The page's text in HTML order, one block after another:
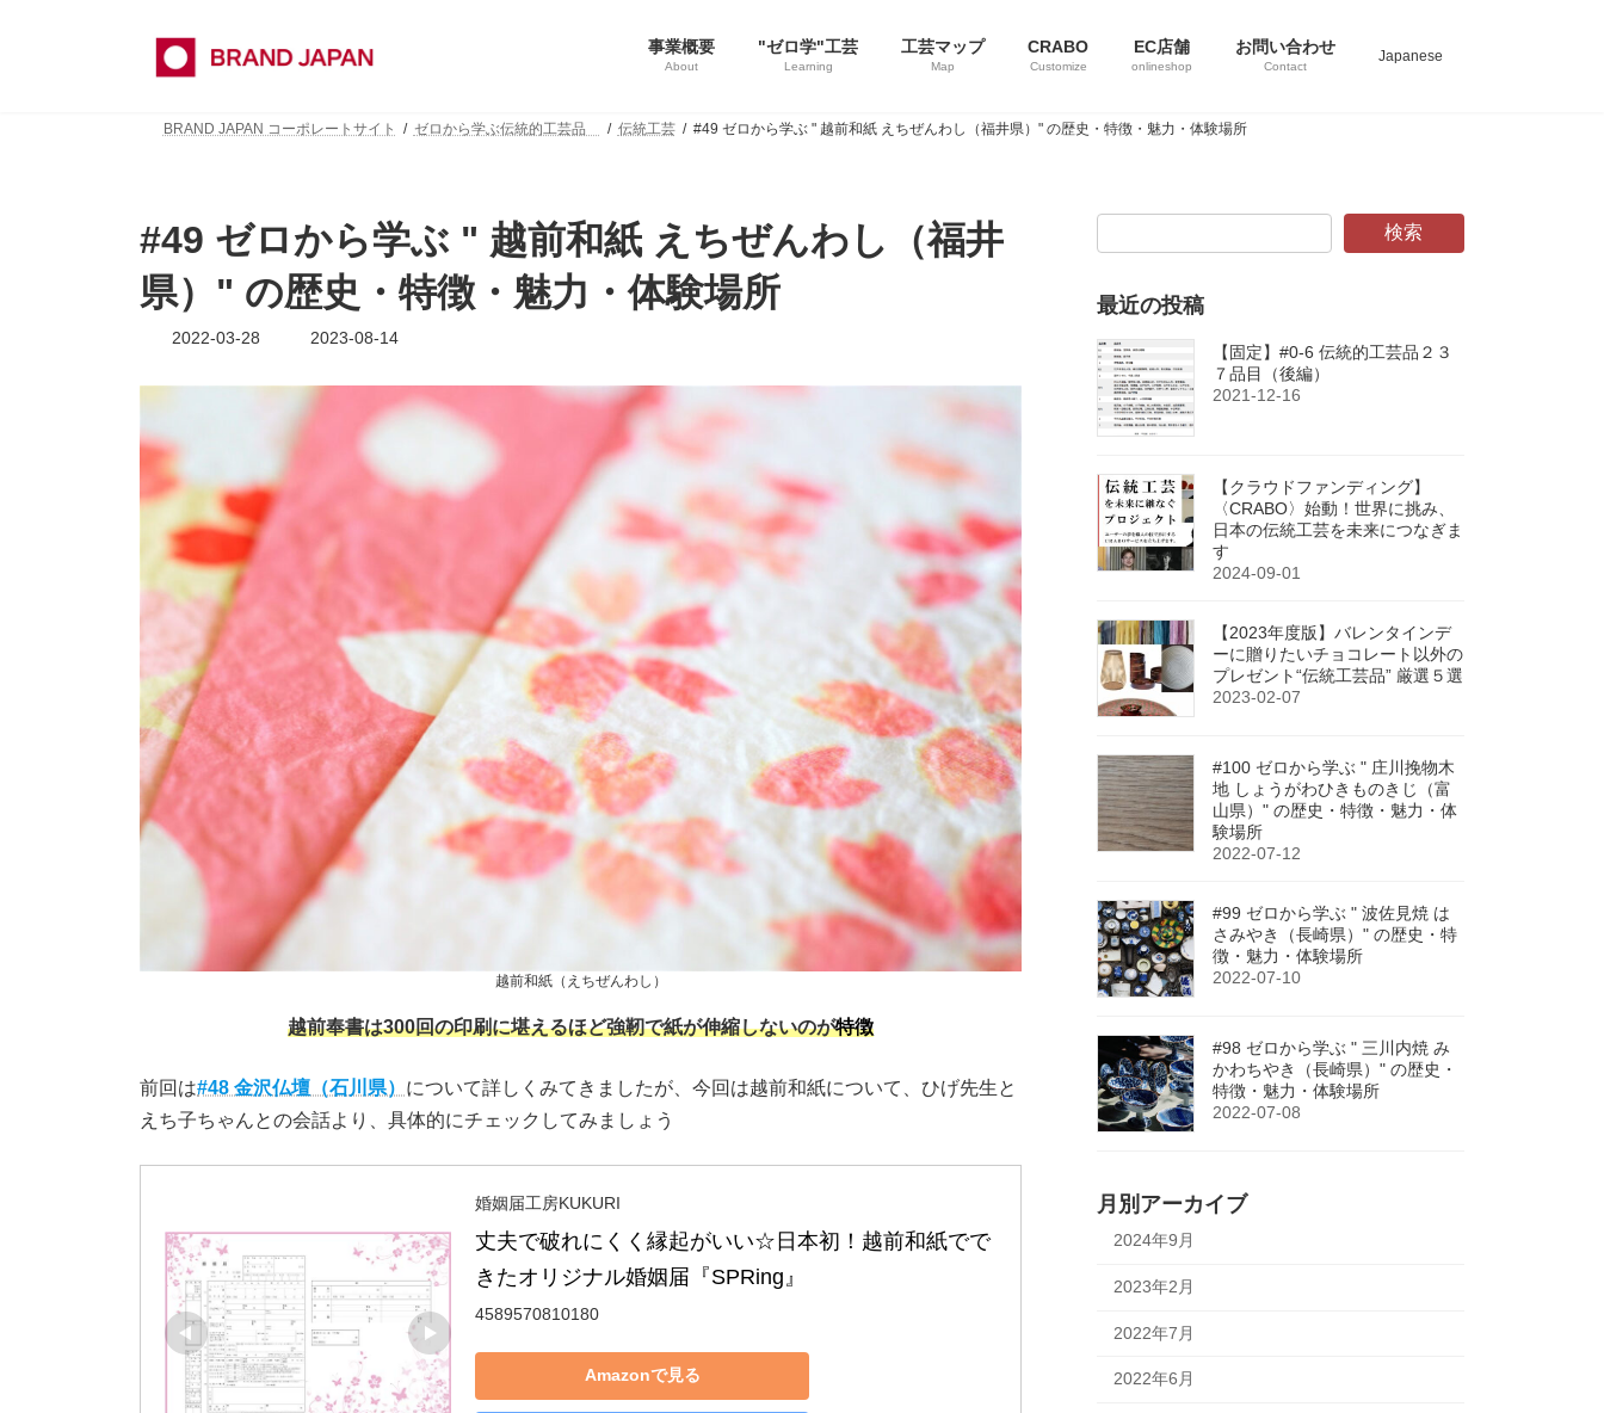
事業概要
About
"ゼロ学"工芸
Learning
工芸マップ
Map
CRABO
Customize
EC店舗
onlineshop
お問い合わせ
Contact
Japanese
BRAND JAPAN コーポレートサイト ゼロから学ぶ伝統的工芸品 伝統工芸 #49 ゼロから学ぶ " 越前和紙 えちぜんわし（福井県）" の歴史・特徴・魅力・体験場所
#49 ゼロから学ぶ " 越前和紙 えちぜんわし（福井
県）" の歴史・特徴・魅力・体験場所
2022-03-28
最
2023-08-14
越前和紙（えちぜんわし）
越前奉書は300回の印刷に堪えるほど強靭で紙が伸縮しないのが特徴
前回は#48 金沢仏壇（石川県） について詳しくみてきましたが、今回は越前和紙について、ひげ先生と
えち子ちゃんとの会話より、具体的にチェックしてみましょう
婚姻届工房KUKURI
丈夫で破れにくく縁起がいい☆日本初！越前和紙でで
きたオリジナル婚姻届『SPRing』
4589570810180
Amazonで見る
検索
最近の投稿
【固定】#0-6 伝統的工芸品２３
７品目（後編）
2021-12-16
【クラウドファンディング】
〈CRABO〉始動！世界に挑み、
日本の伝統工芸を未来につなぎま
す
2024-09-01
【2023年度版】バレンタインデ
ーに贈りたいチョコレート以外の
プレゼント“伝統工芸品” 厳選５選
2023-02-07
#100 ゼロから学ぶ " 庄川挽物木
地 しょうがわひきものきじ（富
山県）" の歴史・特徴・魅力・体
験場所
2022-07-12
#99 ゼロから学ぶ " 波佐見焼 は
さみやき（長崎県）" の歴史・特
徴・魅力・体験場所
2022-07-10
#98 ゼロから学ぶ " 三川内焼 み
かわちやき（長崎県）" の歴史・
特徴・魅力・体験場所
2022-07-08
月別アーカイブ
2024年9月
2023年2月
2022年7月
2022年6月